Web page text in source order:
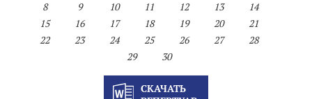
8
9 10 11 12 13
14
15
16 17 18 19 20
21
22
23 24 25 26 27
28
29
30
СКАЧАТЬ